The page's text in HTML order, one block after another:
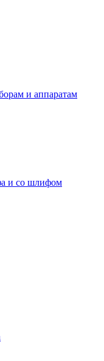
и аппаратам
и со шлифом